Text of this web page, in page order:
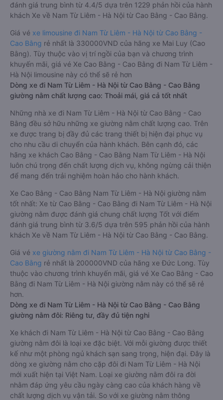
đánh giá trung bình từ 4.4/5 dựa trên 1229 phản hồi của hành
khách Xe về Nam Từ Liêm - Hà Nội từ Cao Bằng - Cao Bằng.
Giá vé xe limousine đi Nam Từ Liêm - Hà Nội từ Cao Bằng -
Cao Bằng rẻ nhất là 330000VND của hãng xe Mai Luy (Cao
Bằng). Tùy thuộc vào vị trí ngồi của bạn và chương trình
khuyến mãi, giá vé Xe Cao Bằng - Cao Bằng đi Nam Từ Liêm -
Hà Nội limousine này có thể sẽ rẻ hơn
Dòng xe đi Nam Từ Liêm - Hà Nội từ Cao Bằng - Cao Bằng
giường nằm chất lượng cao: Thoải mái, giá cả tốt nhất
Những nhà xe đi Nam Từ Liêm - Hà Nội từ Cao Bằng - Cao
Bằng đều sở hữu những xe giường nằm chất lượng cao. Trên
xe được trang bị đầy đủ các trang thiết bị hiện đại phục vụ
cho nhu cầu di chuyển của hành khách. Bên cạnh đó, các
hãng xe khách Cao Bằng - Cao Bằng Nam Từ Liêm - Hà Nội
luôn chú trọng đến chất lượng dịch vụ, không ngừng cải thiện
để mang đến trải nghiệm hoàn hảo cho hành khách.
Xe Cao Bằng - Cao Bằng Nam Từ Liêm - Hà Nội giường nằm
tốt nhất: Xe từ Cao Bằng - Cao Bằng đi Nam Từ Liêm - Hà Nội
giường nằm được đánh giá chung chất lượng Tốt với điểm
đánh giá trung bình từ 3.6/5 dựa trên 595 phản hồi của hành
khách Xe về Nam Từ Liêm - Hà Nội từ Cao Bằng - Cao Bằng.
Giá vé xe giường nằm đi Nam Từ Liêm - Hà Nội từ Cao Bằng -
Cao Bằng rẻ nhất là 200000VND của hãng xe Đức Long. Tùy
thuộc vào chương trình khuyến mãi, giá vé Xe Cao Bằng - Cao
Bằng đi Nam Từ Liêm - Hà Nội giường nằm này có thể sẽ rẻ
hơn.
Dòng xe đi Nam Từ Liêm - Hà Nội từ Cao Bằng - Cao Bằng
giường nằm đôi: Riêng tư, đầy đủ tiện nghi
Xe khách đi Nam Từ Liêm - Hà Nội từ Cao Bằng - Cao Bằng
giường nằm đôi là loại xe đặc biệt. Với mỗi giường được thiết
kế như một phòng ngủ khách sạn sang trọng, hiện đại. Đây là
dòng xe giường nằm cho cặp đôi đi Nam Từ Liêm - Hà Nội
mới xuất hiện tại Việt Nam. Loại xe giường nằm đôi ra đời
nhằm đáp ứng yêu cầu ngày càng cao của khách hàng về
chất lượng dịch vụ vận tải. So với xe giường nằm thông